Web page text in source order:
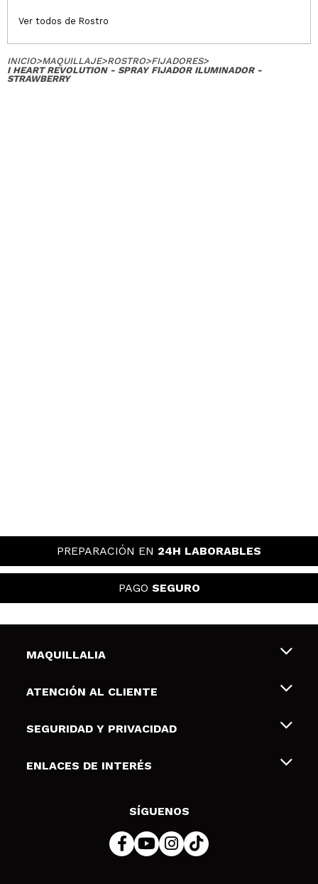
Ver todos de Rostro
INICIO>MAQUILLAJE>ROSTRO>FIJADORES>
I HEART REVOLUTION - SPRAY FIJADOR ILUMINADOR -
STRAWBERRY
PREPARACIÓN EN 24H LABORABLES
PAGO SEGURO
MAQUILLALIA
Sobre nosotros
Tarjetas de Regalo
ATENCIÓN AL CLIENTE
Envíos y devoluciones
Formas de pago
SEGURIDAD Y PRIVACIDAD
Terminos y condiciones de uso
Política de cookies
ENLACES DE INTERÉS
SÍGUENOS